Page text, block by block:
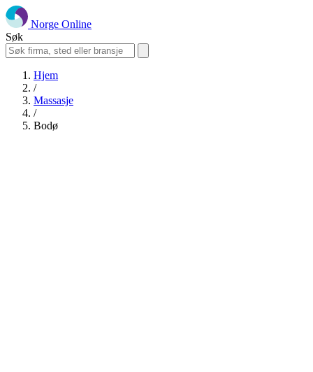
Norge Online
Søk
Hjem
/
Massasje
/
Bodø